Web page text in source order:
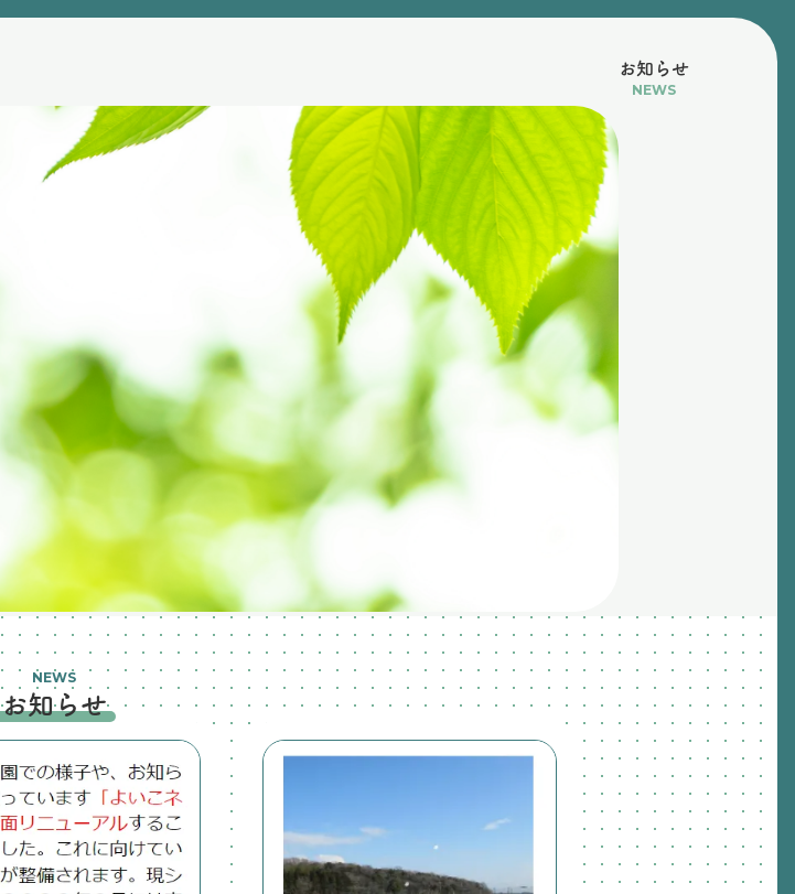
お知らせ
NEWS
NEWS
お知らせ